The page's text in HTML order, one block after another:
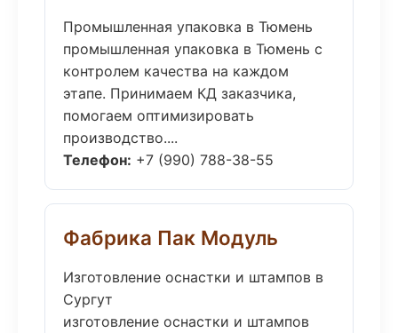
Промышленная упаковка в Тюмень
промышленная упаковка в Тюмень с
контролем качества на каждом
этапе. Принимаем КД заказчика,
помогаем оптимизировать
производство....
Телефон: +7 (990) 788-38-55
Фабрика Пак Модуль
Изготовление оснастки и штампов в
Сургут
изготовление оснастки и штампов